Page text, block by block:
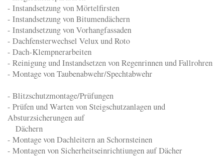
- Instandsetzung von Mörtelfirsten
- Instandsetzung von Bitumendächern
- Instandsetzung von Vorhangfassaden
- Dachfensterwechsel Velux und Roto
- Dach-Klempnerarbeiten
- Reinigung und Instandsetzen von Regenrinnen und Fallrohren
- Montage von Taubenabwehr/Spechtabwehr
- Blitzschutzmontage/Prüfungen
- Prüfen und Warten von Steigschutzanlagen und
Absturzsicherungen auf
Dächern
- Montage von Dachleitern an Schornsteinen
- Montagen von Sicherheitseinrichtiungen auf Dächer